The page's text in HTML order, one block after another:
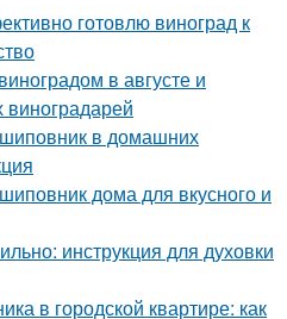
готовлю виноград к
в августе и
в домашних
дома для вкусного и
инструкция для духовки
в городской квартире: как